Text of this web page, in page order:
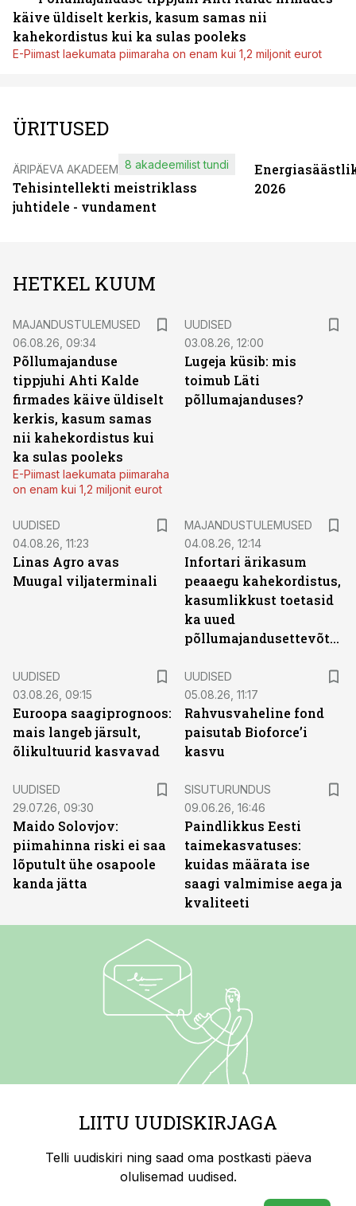
käive üldiselt kerkis, kasum samas nii
kahekordistus kui ka sulas pooleks
E-Piimast laekumata piimaraha on enam kui 1,2 miljonit eurot
ÜRITUSED
ÄRIPÄEVA AKADEEMIA
Tehisintellekti meistriklass
juhtidele - vundament
8 akadeemilist tundi
2026
HETKEL KUUM
MAJANDUSTULEMUSED
06.08.26, 09:34
Põllumajanduse
tippjuhi Ahti Kalde
firmades käive üldiselt
kerkis, kasum samas
nii kahekordistus kui
ka sulas pooleks
E-Piimast laekumata piimaraha
on enam kui 1,2 miljonit eurot
UUDISED
03.08.26, 12:00
Lugeja küsib: mis
toimub Läti
põllumajanduses?
UUDISED
04.08.26, 11:23
Linas Agro avas
Muugal viljaterminali
MAJANDUSTULEMUSED
04.08.26, 12:14
Infortari ärikasum
peaaegu kahekordistus,
kasumlikkust toetasid
ka uued
põllumajandusettevõtted
UUDISED
03.08.26, 09:15
Euroopa saagiprognoos:
mais langeb järsult,
õlikultuurid kasvavad
UUDISED
05.08.26, 11:17
Rahvusvaheline fond
paisutab Bioforce’i
kasvu
UUDISED
29.07.26, 09:30
Maido Solovjov:
piimahinna riski ei saa
lõputult ühe osapoole
kanda jätta
SISUTURUNDUS
09.06.26, 16:46
Paindlikkus Eesti
taimekasvatuses:
kuidas määrata ise
saagi valmimise aega ja
kvaliteeti
LIITU UUDISKIRJAGA
Telli uudiskiri ning saad oma postkasti päeva
olulisemad uudised.